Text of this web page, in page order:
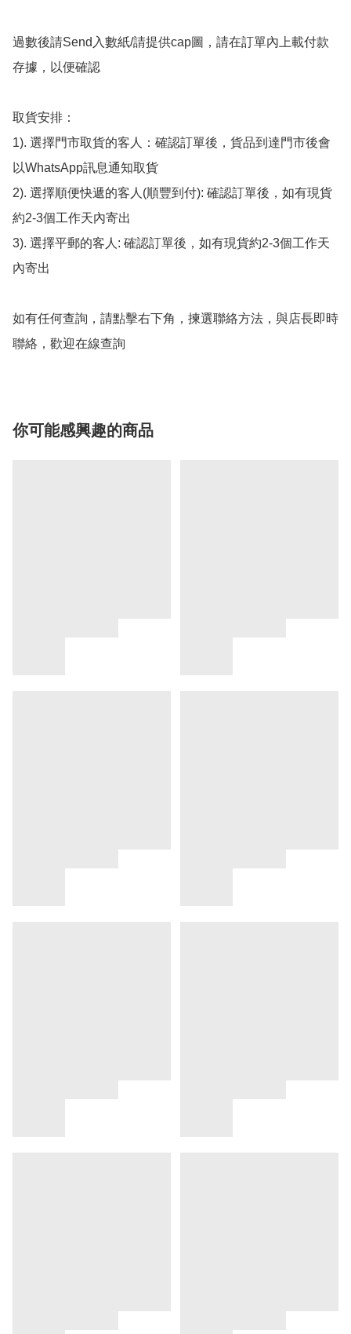
過數後請Send入數紙/請提供cap圖，請在訂單內上載付款
存據，以便確認
取貨安排：
1). 選擇門市取貨的客人：確認訂單後，貨品到達門市後會
以WhatsApp訊息通知取貨
2). 選擇順便快遞的客人(順豐到付): 確認訂單後，如有現貨
約2-3個工作天內寄出
3). 選擇平郵的客人: 確認訂單後，如有現貨約2-3個工作天
內寄出
如有任何查詢，請點擊右下角，揀選聯絡方法，與店長即時
聯絡，歡迎在線查詢
你可能感興趣的商品